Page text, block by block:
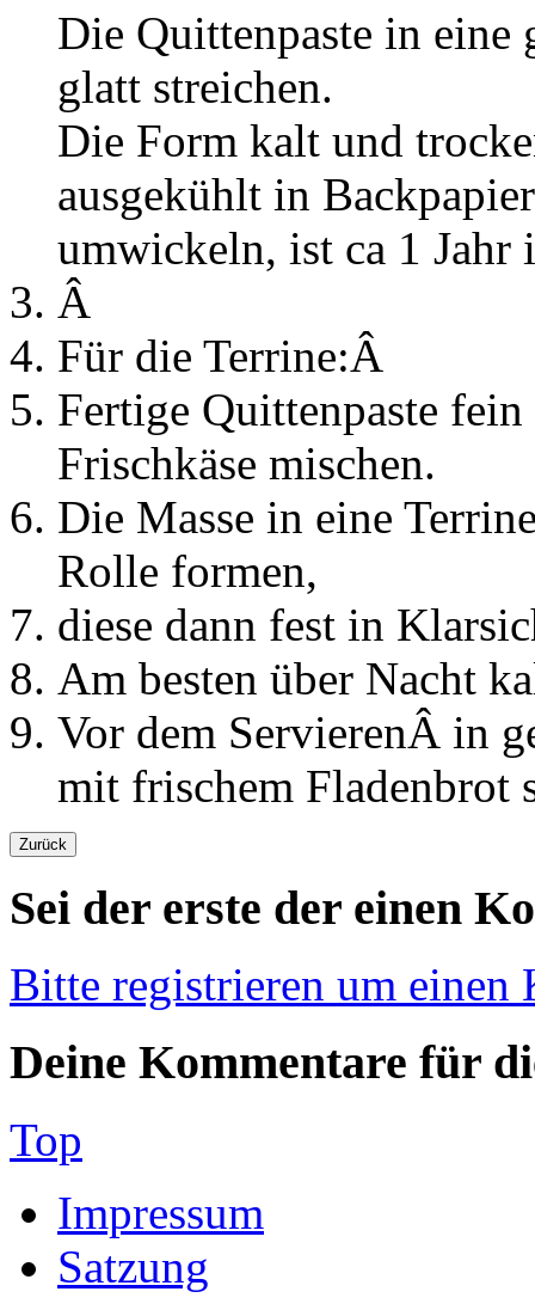
Die Quittenpaste in eine
glatt streichen.
Die Form kalt und
ausgekühlt in
umwickeln, ist ca 1 Jahr
Â
Für die Terrine:Â
Fertige Quittenpaste
Frischkäse mischen.
Die Masse in eine
Rolle formen,
diese dann fest in
Am besten über Nacht
Vor dem ServierenÂ in
mit frischem Fladenbrot
Sei der erste der einen
Bitte registrieren um einen
Deine Kommentare für
Top
Impressum
Satzung